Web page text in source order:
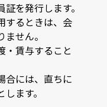
を発行します。
するときは、会
せん。
・賃与すること
合には、直ちに
ます。